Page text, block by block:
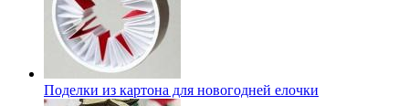
Поделки из картона для новогодней елочки